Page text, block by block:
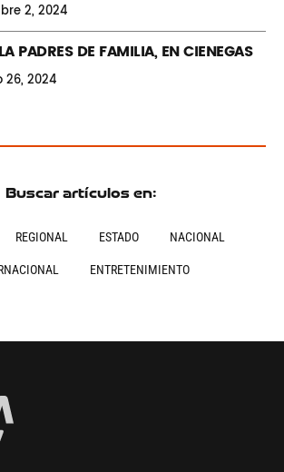
2, 2024
PADRES DE FAMILIA, EN CIENEGAS
26, 2024
Buscar artículos en:
REGIONAL ESTADO NACIONAL
ENTRETENIMIENTO